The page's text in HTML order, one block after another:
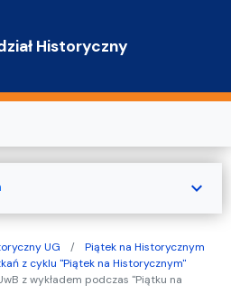
Historyczny
UG
Piątek na Historycznym
z cyklu "Piątek na Historycznym"
z wykładem podczas "Piątku na
expand_more